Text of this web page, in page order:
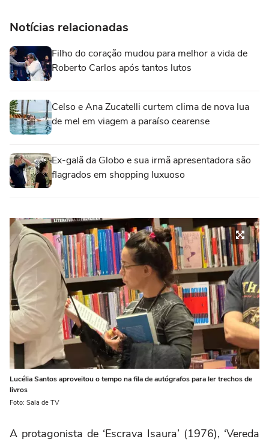
Notícias relacionadas
Filho do coração mudou para melhor a vida de
Roberto Carlos após tantos lutos
Celso e Ana Zucatelli curtem clima de nova lua
de mel em viagem a paraíso cearense
Ex-galã da Globo e sua irmã apresentadora são
flagrados em shopping luxuoso
Lucélia Santos aproveitou o tempo na fila de autógrafos para ler trechos de
livros
Foto: Sala de TV
A protagonista de ‘Escrava Isaura’ (1976), ‘Vereda